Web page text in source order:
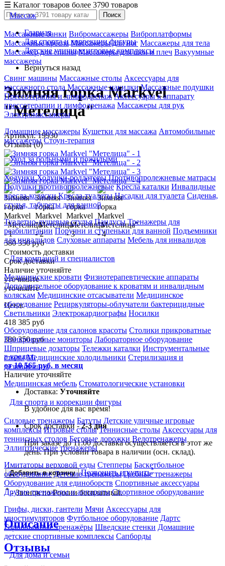
☰ Каталог товаров более 3790 товаров
Массаж
Массажные банки Вибромассажеры Виброплатформы
Массажные кресла Массажеры для ног Массажеры для тела
Массажер для спины Массажеры для шеи и плеч Вакуумные
массажеры
Свинг машины Массажные столы Аксессуары для
массажного стола Массажные накидки Массажные подушки
Прессотерапия и лимфодренаж Аксессуары к аппарату
прессотерапии и лимфодренажа Массажеры для рук
Электромассажеры
Домашние массажеры Кушетки для массажа Автомобильные
массажеры Стоун-терапия
Уход за больными и пожилыми
ХодункиХодунки-роллаторы Противопролежневые матрасы
Подушки противопролежневые Кресла каталки Инвалидные
кресла-коляски Кресла-туалеты Насадки для туалета Сиденья,
стулья, табуреты для ванной
Туалетно-душевые стулья Пандусы Тренажеры для
реабилитации Поручни и ступеньки для ванной Подъемники
для инвалидов Слуховые аппараты Мебель для инвалидов
Для компаний и специалистов
Медицинские кровати Физиотерапевтические аппараты
Дополнительное оборудование к кроватям и инвалидным
коляскам Медицинские отсасыватели Медицинское
оборудование Рециркуляторы-облучатели бактерицидные
Светильники Электрокардиографы Носилки
Оборудование для салонов красоты Столики прикроватные
Прикроватные мониторы Лабораторное оборудование
Шприцевые дозаторы Тележки каталки Инструментальные
столы Медицинские холодильники Стерилизация и
дезинфекция
Медицинская мебель Стоматологические установки
Для спорта и коррекции фигуры
Силовые тренажеры Батуты Детские уличные игровые
комплексы Игровые столы Теннисные столы Аксессуары для
теннисных столов Беговые дорожки Велотренажеры
Эллиптические тренажеры
Имитаторы верховой езды Степперы Баскетбольное
оборудование Детские тренажеры Гребные тренажеры
Оборудование для единоборств Спортивные аксессуары
Другие тренажеры и аппараты Спортивное оборудование
Грифы, диски, гантели Мячи Аксессуары для
миостимуляторов Футбольное оборудование Дартс
Горнолыжные тренажёры Шведские стенки Домашние
детские спортивные комплексы Сапборды
Для дома и семьи
Поиск
Главная
Для спорта и коррекции фигуры
Детские уличные игровые комплексы
Вернуться назад
Зимняя горка Markvel
"Метелица"
Артикул: 19930
Отзывы (0)
380 350 руб
Стоимость доставки
Срок доставки
Наличие уточняйте
уточняйте
уточняйте
Цена:
418 385 руб
380 350руб
в кредит:
от 10 565 руб. в месяц
Наличие уточняйте
Доставка: Уточняйте
В удобное для вас время!
Срок доставки -2-3 дня
При заказе до 11:00 доставка осуществляется в этот же
день. При условии товара в наличии (осн. склад).
Добавить в корзину Позвонить и купить*
*- Звонок по России бесплатный.
Описание
Отзывы